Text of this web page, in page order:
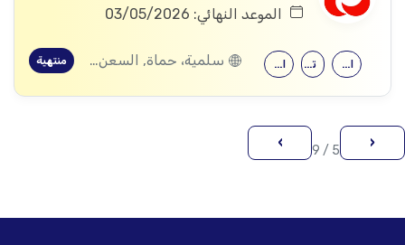
الموعد النهائي: 03/05/2026
العلوم الصحية تمريض العلوم الصحية سلمية، حماة, السعن، سلمية، حماة, عقيربات، حماة, العشارنة، حماة, مسعود، حماة منتهية
‹
5 / 9
›